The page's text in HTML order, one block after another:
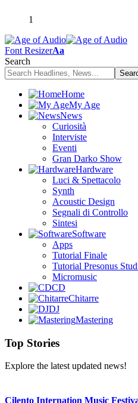
1
Font ResizerAa
Search
Home
My Age
News
Curiosità
Interviste
Eventi
Gran Darko Show
Hardware
Luci & Spettacolo
Synth
Acoustic Design
Segnali di Controllo
Sintesi
Software
Apps
Tutorial Finale
Tutorial Presonus
Micromusic
CD
Chitarre
DJ
Mastering
Top Stories
Explore the latest updated news!
Cilento Internation Music